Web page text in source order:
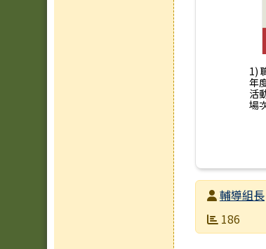
1)
年
活
場
發布者輔導組長
發布日期
瀏覽次數
186